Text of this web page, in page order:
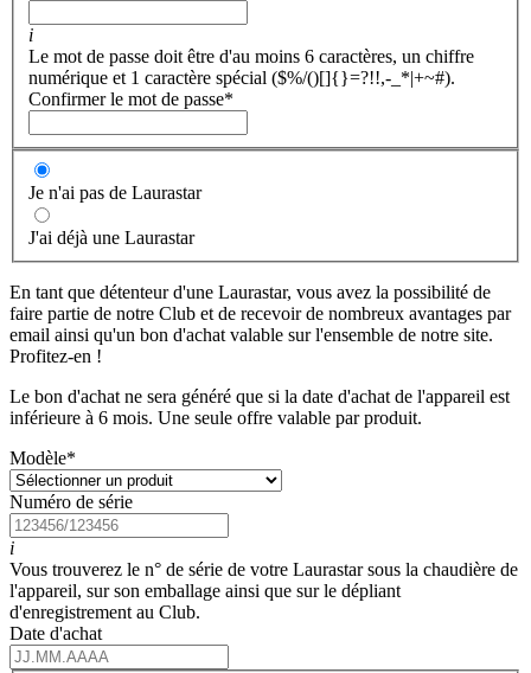
i
Le mot de passe doit être d'au moins 6 caractères, un chiffre
numérique et 1 caractère spécial ($%/()[]{}=?!!,-_*|+~#).
Confirmer le mot de passe*
Je n'ai pas de Laurastar
J'ai déjà une Laurastar
En tant que détenteur d'une Laurastar, vous avez la possibilité de
faire partie de notre Club et de recevoir de nombreux avantages par
email ainsi qu'un bon d'achat valable sur l'ensemble de notre site.
Profitez-en !
Le bon d'achat ne sera généré que si la date d'achat de l'appareil est
inférieure à 6 mois. Une seule offre valable par produit.
Modèle*
Numéro de série
i
Vous trouverez le n° de série de votre Laurastar sous la chaudière de
l'appareil, sur son emballage ainsi que sur le dépliant
d'enregistrement au Club.
Date d'achat